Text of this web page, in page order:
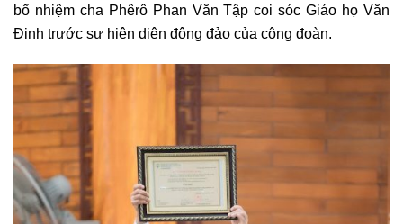
bổ nhiệm cha Phêrô Phan Văn Tập coi sóc Giáo họ Văn
Định trước sự hiện diện đông đảo của cộng đoàn.